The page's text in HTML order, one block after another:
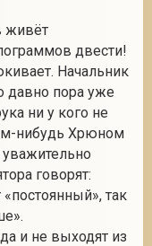
живёт
двести!
Начальник
давно пора уже
ни у кого не
нибудь Хрюном
говорят:
«постоянный», так
и не выходят из